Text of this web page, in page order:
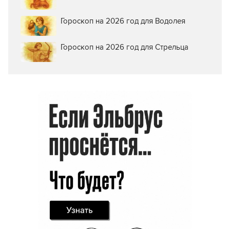
Гороскоп на 2026 год для Водолея
Гороскоп на 2026 год для Стрельца